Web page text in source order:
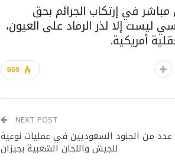
في إرتكاب الجرائم بحق
ليست إلا لذر الرماد على العيون،
أمريكية.
669
NEXT POST
من الجنود السعوديين في عمليات نوعية
للجيش واللجان الشعبية بجيزان